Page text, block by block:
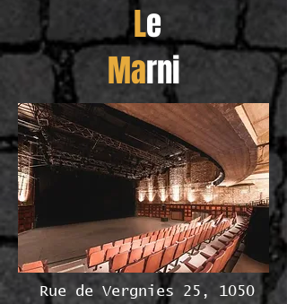
Le
Marni
Rue de Vergnies 25, 1050